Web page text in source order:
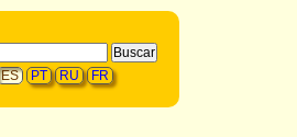
ES PT RU FR